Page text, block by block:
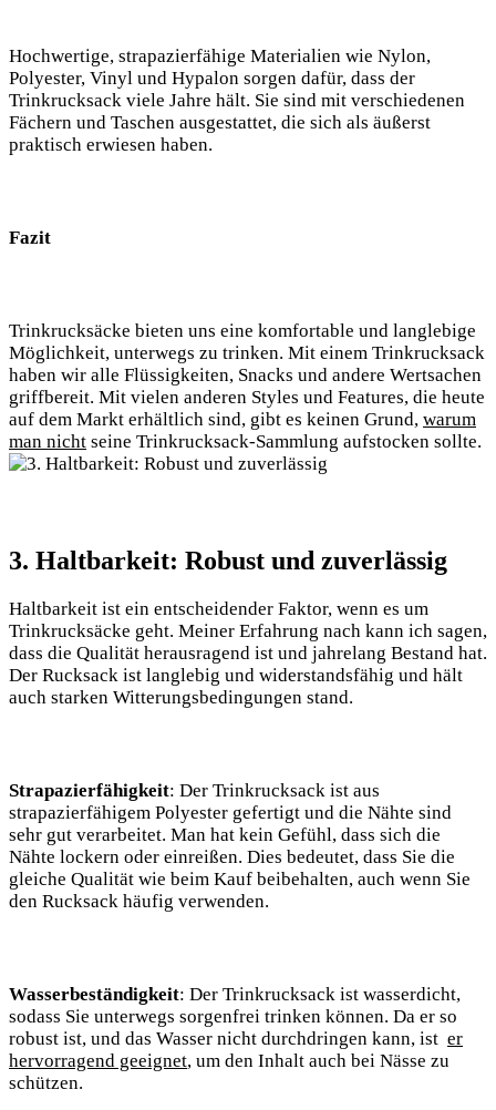
Hochwertige, strapazierfähige Materialien wie Nylon,
Polyester,⁢ Vinyl und ⁢Hypalon sorgen dafür,⁣ dass der​
Trinkrucksack viele⁢ Jahre hält. Sie sind mit verschiedenen
Fächern und Taschen ausgestattet,​ die ⁣sich als ‍äußerst
‍praktisch erwiesen haben.⁢
Fazit
Trinkrucksäcke bieten‌ uns eine komfortable und ⁣langlebige
Möglichkeit, unterwegs zu ⁤trinken. Mit‍ einem ⁤Trinkrucksack
haben wir alle Flüssigkeiten, ⁤Snacks und andere Wertsachen
griffbereit.⁣ Mit vielen anderen​ Styles und Features, die heute
auf dem ⁤Markt erhältlich sind, gibt es keinen Grund,​ warum
man nicht seine Trinkrucksack-Sammlung aufstocken⁣ sollte.
3. Haltbarkeit: Robust und⁤ zuverlässig
Haltbarkeit ist ein entscheidender ​Faktor, wenn ⁢es um
Trinkrucksäcke geht. Meiner ​Erfahrung nach kann ich sagen,
dass die Qualität herausragend ist und jahrelang‌ Bestand hat.
Der⁣ Rucksack ⁣ist​ langlebig ⁤und widerstandsfähig und hält
auch starken ​Witterungsbedingungen​ stand.
Strapazierfähigkeit: ⁣Der​ Trinkrucksack ist‍ aus
strapazierfähigem Polyester gefertigt und ⁢die Nähte sind
sehr gut verarbeitet.​ Man hat kein Gefühl, dass sich die
Nähte lockern oder einreißen. Dies bedeutet, dass Sie die
gleiche Qualität wie beim Kauf ⁢beibehalten, auch wenn Sie
den Rucksack häufig ‍verwenden.
Wasserbeständigkeit: Der Trinkrucksack ist wasserdicht,
sodass Sie‍ unterwegs ⁣sorgenfrei‌ trinken⁣ können. Da er so
robust ist, und das Wasser nicht ‍durchdringen ‍kann, ist ⁤ er
hervorragend geeignet, um den Inhalt auch bei ​Nässe​ zu​
schützen.